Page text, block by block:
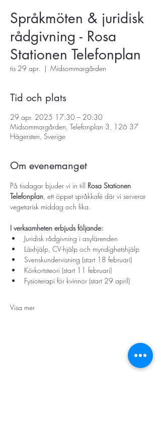
Språkmöten & juridisk
rådgivning - Rosa
Stationen Telefonplan
tis 29 apr.
  |
Midsommargården
Tid och plats
29 apr. 2025 17:30 – 20:30
Midsommargården, Telefonplan 3, 126 37
Hägersten, Sverige
Om evenemanget
På tisdagar bjuder vi in till Rosa Stationen
Telefonplan, ett öppet språkkafé där vi serverar
vegetarisk middag och fika.
I verksamheten erbjuds följande:
Juridisk rådgivning i asylärenden
Läxhjälp, CV-hjälp och myndighetshjälp
Svenskundervisning (start 18 februari)
Körkortsteori (start 11 februari)
Fysioterapi för kvinnor (start 29 april)
Visa mer